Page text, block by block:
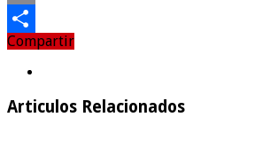
Email
Compartir
Compartir
Articulos Relacionados